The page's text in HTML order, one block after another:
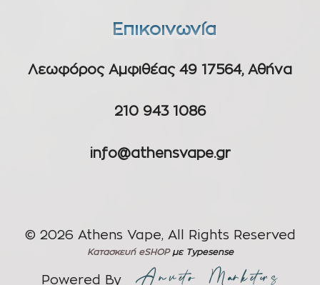
Επικοινωνία
Λεωφόρος Αμφιθέας 49 17564, Αθήνα
210 943 1086
info@athensvape.gr
© 2026 Athens Vape, All Rights Reserved
Κατασκευή eSHOPμε Typesense
Powered By